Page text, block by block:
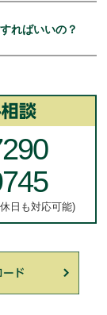
ればいいの？
日も対応可能)